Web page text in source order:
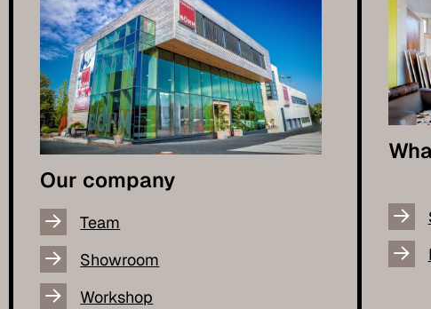
Our company
Team
Showroom
Workshop